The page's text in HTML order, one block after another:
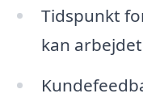
Tidspunkt
kan